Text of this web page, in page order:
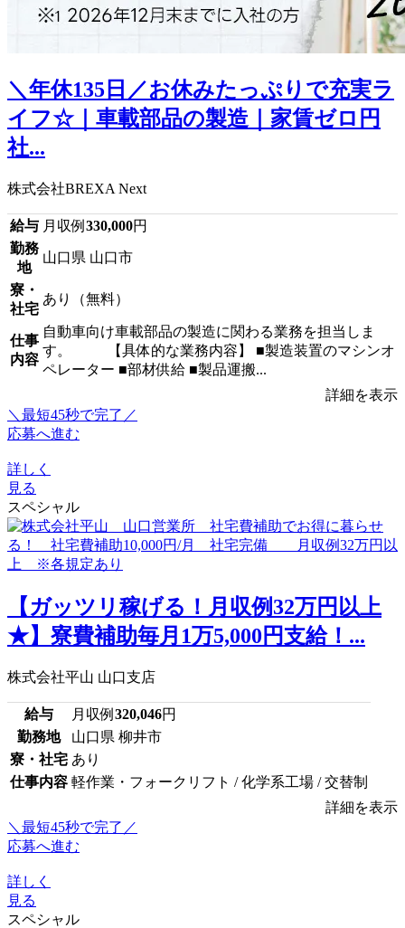
＼年休135日／お休みたっぷりで充実ラ
イフ☆｜車載部品の製造｜家賃ゼロ円
社...
株式会社BREXA Next
給与 月収例 330,000円
勤務
地
山口県 山口市
寮・
社宅
あり（無料）
仕事
内容
自動車向け車載部品の製造に関わる業務を担当しま
す。 【具体的な業務内容】 ■製造装置のマシンオ
ペレーター ■部材供給 ■製品運搬...
詳細を表示
＼最短45秒で完了／
応募へ進む
詳しく
見る
スペシャル
【ガッツリ稼げる！月収例32万円以上
★】寮費補助毎月1万5,000円支給！...
株式会社平山 山口支店
給与 月収例 320,046円
勤務地
山口県 柳井市
寮・社宅 あり
仕事内容 軽作業・フォークリフト / 化学系工場 / 交替制
詳細を表示
＼最短45秒で完了／
応募へ進む
詳しく
見る
スペシャル